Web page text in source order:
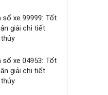
số xe 99999: Tốt
giải chi tiết
số xe 04953: Tốt
giải chi tiết